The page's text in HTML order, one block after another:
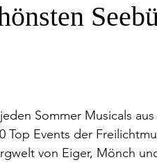
Sommer Musicals
Events der
von Eiger, Mönch